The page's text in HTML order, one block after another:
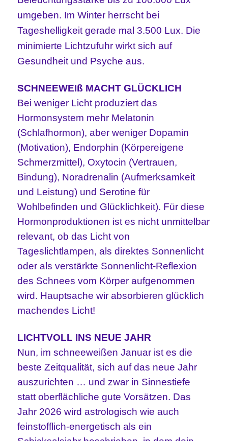
umgeben. Im Winter herrscht bei
Tageshelligkeit gerade mal 3.500 Lux. Die
minimierte Lichtzufuhr wirkt sich auf
Gesundheit und Psyche aus.
SCHNEEWEIß MACHT GLÜCKLICH
Bei weniger Licht produziert das
Hormonsystem mehr Melatonin
(Schlafhormon), aber weniger Dopamin
(Motivation), Endorphin (Körpereigene
Schmerzmittel), Oxytocin (Vertrauen,
Bindung), Noradrenalin (Aufmerksamkeit
und Leistung) und Serotine für
Wohlbefinden und Glücklichkeit). Für diese
Hormonproduktionen ist es nicht unmittelbar
relevant, ob das Licht von
Tageslichtlampen, als direktes Sonnenlicht
oder als verstärkte Sonnenlicht-Reflexion
des Schnees vom Körper aufgenommen
wird. Hauptsache wir absorbieren glücklich
machendes Licht!
LICHTVOLL INS NEUE JAHR
Nun, im schneeweißen Januar ist es die
beste Zeitqualität, sich auf das neue Jahr
auszurichten … und zwar in Sinnestiefe
statt oberflächliche gute Vorsätzen. Das
Jahr 2026 wird astrologisch wie auch
feinstofflich-energetisch als ein